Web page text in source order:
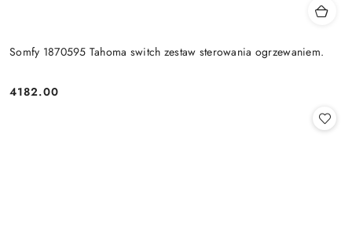
Somfy 1870595 Tahoma switch zestaw sterowania ogrzewaniem.
Cena:
4182.00